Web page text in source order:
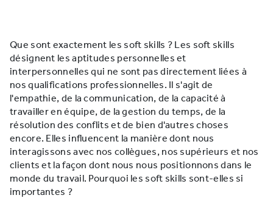
Que sont exactement les soft skills ? Les soft skills
désignent les aptitudes personnelles et
interpersonnelles qui ne sont pas directement liées à
nos qualifications professionnelles. Il s'agit de
l'empathie, de la communication, de la capacité à
travailler en équipe, de la gestion du temps, de la
résolution des conflits et de bien d'autres choses
encore. Elles influencent la manière dont nous
interagissons avec nos collègues, nos supérieurs et nos
clients et la façon dont nous nous positionnons dans le
monde du travail. Pourquoi les soft skills sont-elles si
importantes ?